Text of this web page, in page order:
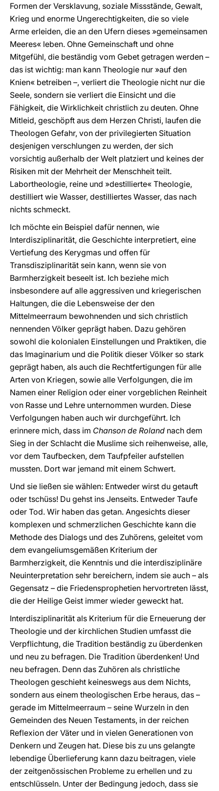
Formen der Versklavung, soziale Missstände, Gewalt,
Krieg und enorme Ungerechtigkeiten, die so viele
Arme erleiden, die an den Ufern dieses »gemeinsamen
Meeres« leben. Ohne Gemeinschaft und ohne
Mitgefühl, die beständig vom Gebet getragen werden –
das ist wichtig: man kann Theologie nur »auf den
Knien« betreiben –, verliert die Theologie nicht nur die
Seele, sondern sie verliert die Einsicht und die
Fähigkeit, die Wirklichkeit christlich zu deuten. Ohne
Mitleid, geschöpft aus dem Herzen Christi, laufen die
Theologen Gefahr, von der privilegierten Situation
desjenigen verschlungen zu werden, der sich
vorsichtig außerhalb der Welt platziert und keines der
Risiken mit der Mehrheit der Menschheit teilt.
Labortheologie, reine und »destillierte« Theologie,
destilliert wie Wasser, destilliertes Wasser, das nach
nichts schmeckt.
Ich möchte ein Beispiel dafür nennen, wie
Interdisziplinarität, die Geschichte interpretiert, eine
Vertiefung des Kerygmas und offen für
Transdisziplinarität sein kann, wenn sie von
Barmherzigkeit beseelt ist. Ich beziehe mich
insbesondere auf alle aggressiven und kriegerischen
Haltungen, die die Lebensweise der den
Mittelmeerraum bewohnenden und sich christlich
nennenden Völker geprägt haben. Dazu gehören
sowohl die kolonialen Einstellungen und Praktiken, die
das Imaginarium und die Politik dieser Völker so stark
geprägt haben, als auch die Rechtfertigungen für alle
Arten von Kriegen, sowie alle Verfolgungen, die im
Namen einer Religion oder einer vorgeblichen Reinheit
von Rasse und Lehre unternommen wurden. Diese
Verfolgungen haben auch wir durchgeführt. Ich
erinnere mich, dass im Chanson de Roland nach dem
Sieg in der Schlacht die Muslime sich reihenweise, alle,
vor dem Taufbecken, dem Taufpfeiler aufstellen
mussten. Dort war jemand mit einem Schwert.
Und sie ließen sie wählen: Entweder wirst du getauft
oder tschüss! Du gehst ins Jenseits. Entweder Taufe
oder Tod. Wir haben das getan. Angesichts dieser
komplexen und schmerzlichen Geschichte kann die
Methode des Dialogs und des Zuhörens, geleitet vom
dem evangeliumsgemäßen Kriterium der
Barmherzigkeit, die Kenntnis und die interdisziplinäre
Neuinterpretation sehr bereichern, indem sie auch – als
Gegensatz – die Friedensprophetien hervortreten lässt,
die der Heilige Geist immer wieder geweckt hat.
Interdisziplinarität als Kriterium für die Erneuerung der
Theologie und der kirchlichen Studien umfasst die
Verpflichtung, die Tradition beständig zu überdenken
und neu zu befragen. Die Tradition überdenken! Und
neu befragen. Denn das Zuhören als christliche
Theologen geschieht keineswegs aus dem Nichts,
sondern aus einem theologischen Erbe heraus, das –
gerade im Mittelmeerraum – seine Wurzeln in den
Gemeinden des Neuen Testaments, in der reichen
Reflexion der Väter und in vielen Generationen von
Denkern und Zeugen hat. Diese bis zu uns gelangte
lebendige Überlieferung kann dazu beitragen, viele
der zeitgenössischen Probleme zu erhellen und zu
entschlüsseln. Unter der Bedingung jedoch, dass sie